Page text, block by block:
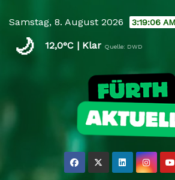
content
Samstag, 8. August 2026 3:19:07 AM
🌙 12,0°C | Klar Quelle: DWD